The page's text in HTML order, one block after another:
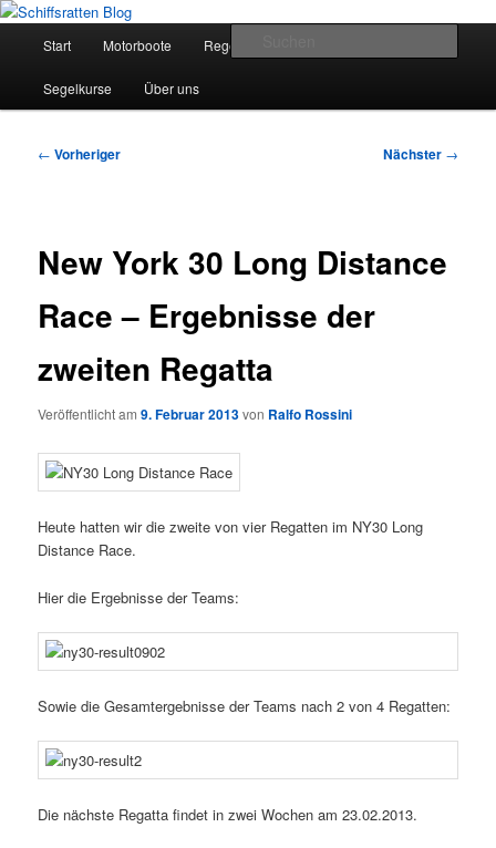
Zum
springenSchiffsratten Blog
Segelsport in Second Life
Start Motorboote Regelkunde
Segelkurse Über uns
Beitragsnavigation
← Vorheriger Nächster →
New York 30 Long Distance
Race – Ergebnisse der
zweiten Regatta
Veröffentlicht am9. Februar 2013von Ralfo Rossini
Heute hatten wir die zweite von vier Regatten im NY30 Long
Distance Race.
Hier die Ergebnisse der Teams:
Sowie die Gesamtergebnisse der Teams nach 2 von 4 Regatten:
Die nächste Regatta findet in zwei Wochen am 23.02.2013.